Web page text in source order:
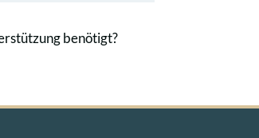
benötigt?